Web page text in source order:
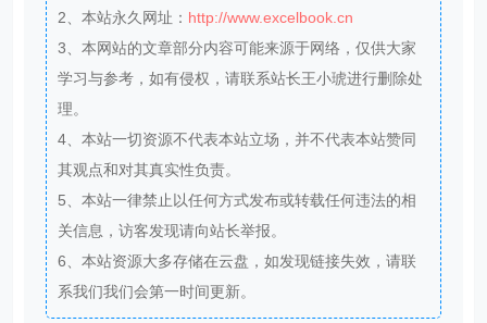
2、本站永久网址： http://www.excelbook.cn
3、本网站的文章部分内容可能来源于网络，仅供大家
学习与参考，如有侵权，请联系站长王小琥进行删除处
理。
4、本站一切资源不代表本站立场，并不代表本站赞同
其观点和对其真实性负责。
5、本站一律禁止以任何方式发布或转载任何违法的相
关信息，访客发现请向站长举报。
6、本站资源大多存储在云盘，如发现链接失效，请联
系我们我们会第一时间更新。